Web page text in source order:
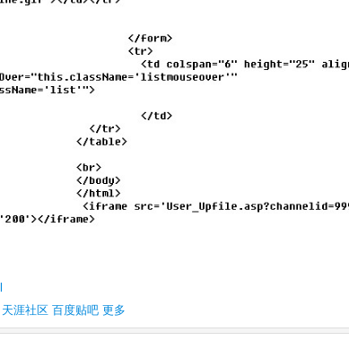
天涯社区 百度贴吧 更多